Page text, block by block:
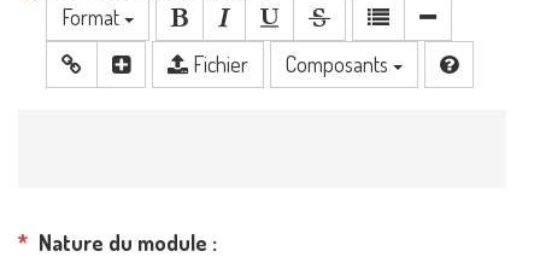
Format
Fichier
Composants
Nature du module